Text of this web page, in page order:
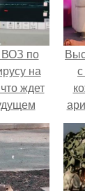
ВОЗ по
на
ждет